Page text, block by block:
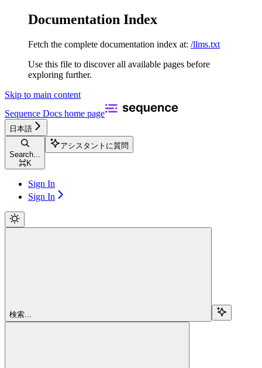
Documentation Index
Fetch the complete documentation index at: /llms.txt
Use this file to discover all available pages before
exploring further.
Skip to main content
Sequence Docs home page
日本語
Search...
⌘K
アシスタントに質問
Sign In
Sign In
検索...